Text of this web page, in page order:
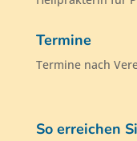
Termine
Termine nach
So erreichen